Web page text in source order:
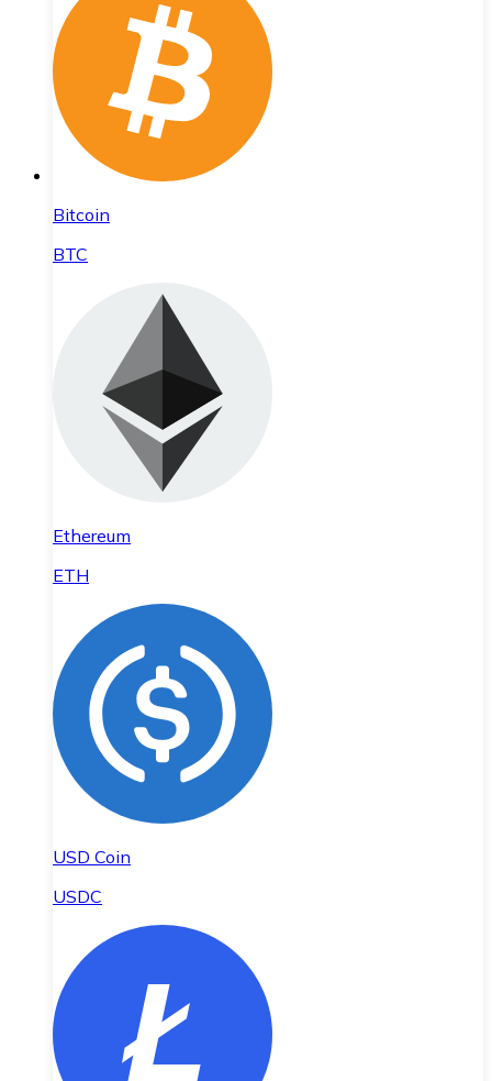
Bitcoin
BTC
Ethereum
ETH
USD Coin
USDC